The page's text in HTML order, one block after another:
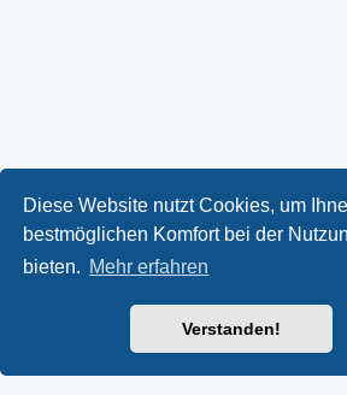
Diese Website nutzt Cookies, um
bestmöglichen Komfort bei der
bieten. Mehr erfahren
Verstanden!